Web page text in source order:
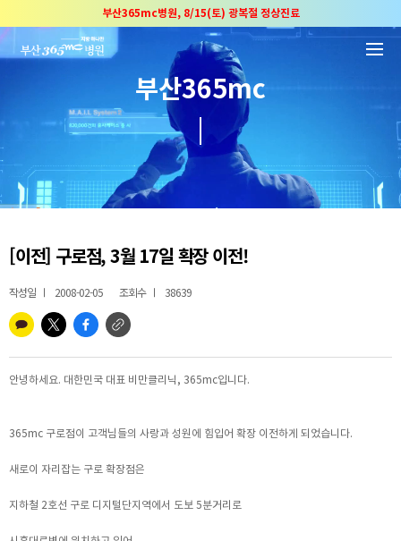
부산365mc병원, 8/15(토) 광복절 정상진료
부산365mc병원, 2년 연속 "Awards 2관왕" 수상
2025 "부산365mc 보건복지부 장관상" 수상!
부산365mc병원, 8/15(토) 광복절 정상진료
부산365mc병원, 2년 연속 "Awards 2관왕" 수상
2025 "부산365mc 보건복지부 장관상" 수상!
부산365mc
[이전] 구로점, 3월 17일 확장 이전!
작성일 2008-02-05 조회수 38639
안녕하세요. 대한민국 대표 비만클리닉, 365mc입니다.
365mc 구로점이 고객님들의 사랑과 성원에 힘입어 확장 이전하게 되었습니다.
새로이 자리잡는 구로 확장점은
지하철 2호선 구로 디지털단지역에서 도보 5분거리로